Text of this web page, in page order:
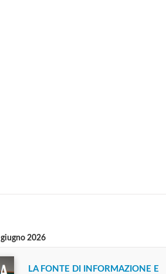
giugno 2026
LA FONTE DI INFORMAZIONE E